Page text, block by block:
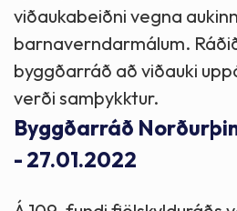
viðaukabeiðni vegna
barnaverndarmálum.
byggðarráð að viðauki
verði samþykktur.
Byggðarráð
- 27.01.2022